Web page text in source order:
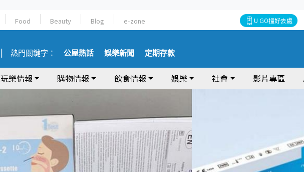
Food Beauty Blog e-zone U GO搵好去處
熱門關鍵字： 公屋熱話 娛樂新聞 定期存款
玩樂情報 購物情報 飲食情報 娛樂 社會 影片專區